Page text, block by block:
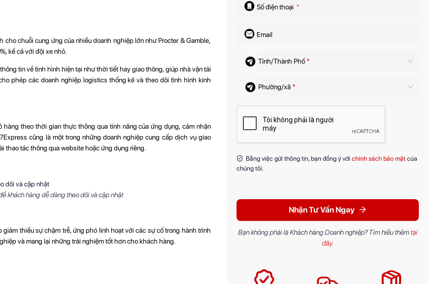
chuỗi cung ứng của nhiều doanh nghiệp lớn như Procter & Gamble,
kể cả với đội xe nhỏ.
tin về tình hình hiện tại như thời tiết hay giao thông, giúp nhà vận tải
phép các doanh nghiệp logistics thống kê và theo dõi tình hình kinh
theo thời gian thực thông qua tính năng của ứng dụng, cảm nhận
cũng là một trong những doanh nghiệp cung cấp dịch vụ giao
thao tác thông qua website hoặc ứng dụng riêng.
khách hàng dễ dàng theo dõi và cập nhật
thiểu sự chậm trễ, ứng phó linh hoạt với các sự cố trong hành trình
và mang lại những trải nghiệm tốt hơn cho khách hàng.
Số điện thoại *
Email
Tỉnh/Thành Phố *
Phường/xã *
Bằng việc gửi thông tin, bạn đồng ý với chính sách bảo mật của
chúng tôi.
Nhận Tư Vấn Ngay
Bạn không phải là Khách hàng Doanh nghiệp? Tìm hiểu thêm tại
đây.